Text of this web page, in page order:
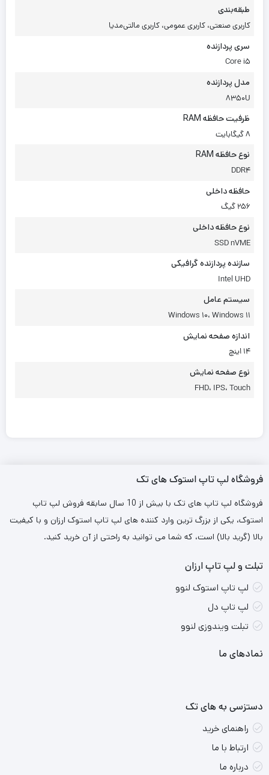
طبقه‌بندی
کاربری صنعتی، کاربری عمومی، کاربری مالتی‌مدیا
سری پردازنده
Core i5
مدل پردازنده
8350U
ظرفیت حافظه RAM
8 گیگابایت
نوع حافظه RAM
DDR4
حافظه داخلی
256 گیگ
نوع حافظه داخلی
SSD nVME
سازنده پردازنده گرافیکی
Intel UHD
سیستم عامل
Windows 10، Windows 11
اندازه صفحه نمایش
14 اینچ
نوع صفحه نمایش
FHD، IPS، Touch
فروشگاه لپ تاپ استوک های تک
فروشگاه لپ تاپ های تک با بیش از 10 سال سابقه فروش لپ تاپ
استوک، یکی از بزرگ ترین وارد کننده های لپ تاپ استوک ارزان و با کیفیت
بالا (گرید بالا) است، که شما می توانید به راحتی از آن خرید کنید.
تبلت و لپ تاپ ارزان
لپ تاپ استوک لنوو
لپ تاپ دل
تبلت ویندوزی لنوو
نمادهای ما
دستزسی به های تک
راهنمای خرید
ارتباط با ما
درباره ما